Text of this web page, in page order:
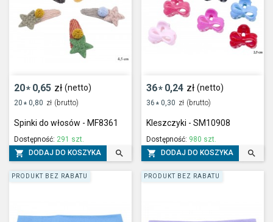
20* 0,65 zł (netto)
20 * 0,80 zł (brutto)
Spinki do włosów - MF8361
Dostępność: 291 szt.
 DODAJ DO KOSZYKA 
36* 0,24 zł (netto)
36 * 0,30 zł (brutto)
Kleszczyki - SM10908
Dostępność: 980 szt.
 DODAJ DO KOSZYKA 
PRODUKT BEZ RABATU PRODUKT BEZ RABATU